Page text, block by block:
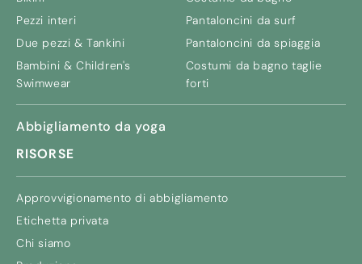
Pezzi interi
Due pezzi & Tankini
Bambini & Children's
Swimwear
Pantaloncini da surf
Pantaloncini da spiaggia
Costumi da bagno taglie
forti
Abbigliamento da yoga
RISORSE
Approvvigionamento di abbigliamento
Etichetta privata
Chi siamo